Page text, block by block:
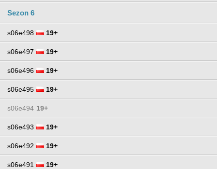
Sezon 6
s06e498 19+
s06e497 19+
s06e496 19+
s06e495 19+
s06e494 19+
s06e493 19+
s06e492 19+
s06e491 19+